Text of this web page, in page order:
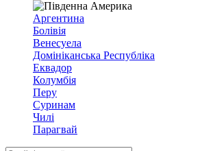
Аргентина
Болівія
Венесуела
Домініканська Республіка
Еквадор
Колумбія
Перу
Суринам
Чилі
Парагвай